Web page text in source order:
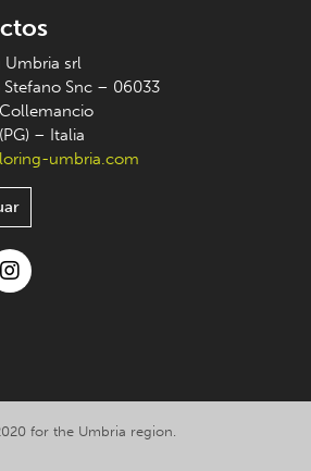
Umbria srl
Stefano Snc – 06033
– Italia
umbria.com
for the Umbria region.